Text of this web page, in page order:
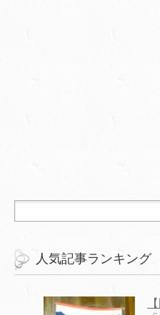
人気記事ランキング